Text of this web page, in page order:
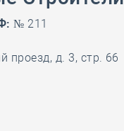
№ 211
проезд, д. 3, стр. 66